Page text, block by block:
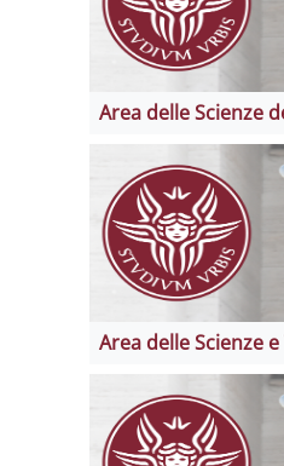
Area delle Scienze
Area delle Scienze